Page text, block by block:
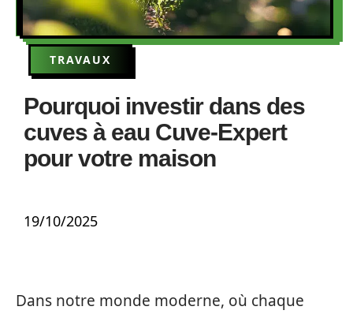
TRAVAUX
Pourquoi investir dans des
cuves à eau Cuve-Expert
pour votre maison
19/10/2025
Dans notre monde moderne, où chaque